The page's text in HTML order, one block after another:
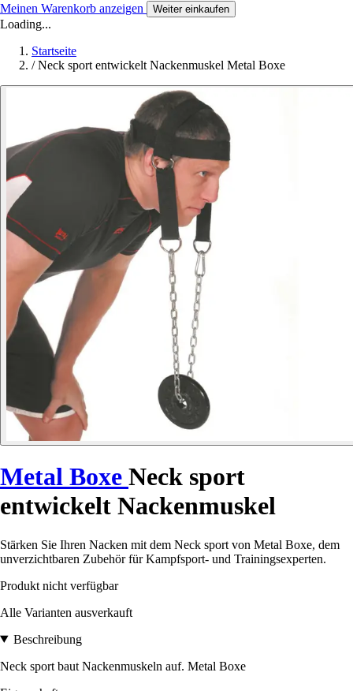
Meinen Warenkorb anzeigen Weiter einkaufen
Loading...
Startseite
/ Neck sport entwickelt Nackenmuskel Metal Boxe
Metal Boxe Neck sport
entwickelt Nackenmuskel
Stärken Sie Ihren Nacken mit dem Neck sport von Metal Boxe, dem
unverzichtbaren Zubehör für Kampfsport- und Trainingsexperten.
Produkt nicht verfügbar
Alle Varianten ausverkauft
Beschreibung
Neck sport baut Nackenmuskeln auf. Metal Boxe